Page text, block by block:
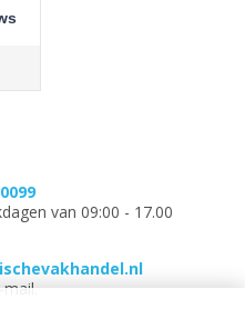
van 09:00 - 17.00
mail.